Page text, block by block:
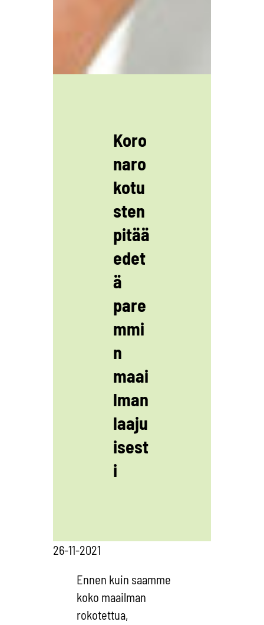
Koro
naro
kotu
sten
pitää
edet
ä
pare
mmi
n
maai
lman
laaju
isest
i
26-11-2021
Ennen kuin saamme
koko maailman
rokotettua,